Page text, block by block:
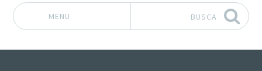
MENU BUSCA